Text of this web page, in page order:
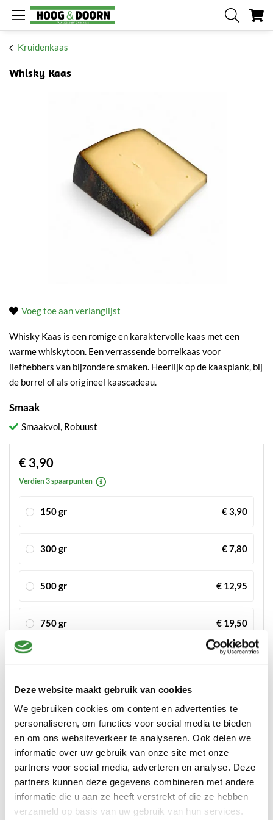
Deze website maakt gebruik van cookies
We gebruiken cookies om content en advertenties te
personaliseren, om functies voor social media te bieden
en om ons websiteverkeer te analyseren. Ook delen we
informatie over uw gebruik van onze site met onze
partners voor social media, adverteren en analyse. Deze
partners kunnen deze gegevens combineren met andere
informatie die u aan ze heeft verstrekt of die ze hebben
verzameld op basis van uw gebruik van hun services.
Kruidenkaas
Whisky Kaas
Voeg toe aan verlanglijst
Whisky Kaas is een romige en karaktervolle kaas met een
warme whiskytoon. Een verrassende borrelkaas voor
liefhebbers van bijzondere smaken. Heerlijk op de kaasplank, bij
de borrel of als origineel kaascadeau.
Smaak
Smaakvol, Robuust
€ 3,90
Verdien 3 spaarpunten
150 gr € 3,90
300 gr € 7,80
500 gr € 12,95
750 gr € 19,50
Bestellen
Meer dan 90 jaar ervaring: Kaasmeesters sinds
1934
Vóór 14:00 uur besteld, binnen 24 uur verzonden
Proef en bestel iedere week op onze marktlocaties